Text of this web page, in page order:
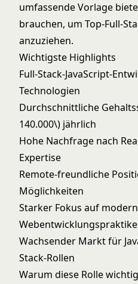
umfassende Vorlage
brauchen, um Top-Full-
anzuziehen.
Wichtigste Highlights
Full-Stack-JavaScript-
Technologien
Durchschnittliche
140.000\) jährlich
Hohe Nachfrage nach
Expertise
Remote-freundliche
Möglichkeiten
Starker Fokus auf
Wachsender Markt für
Stack-Rollen
Warum diese Rolle